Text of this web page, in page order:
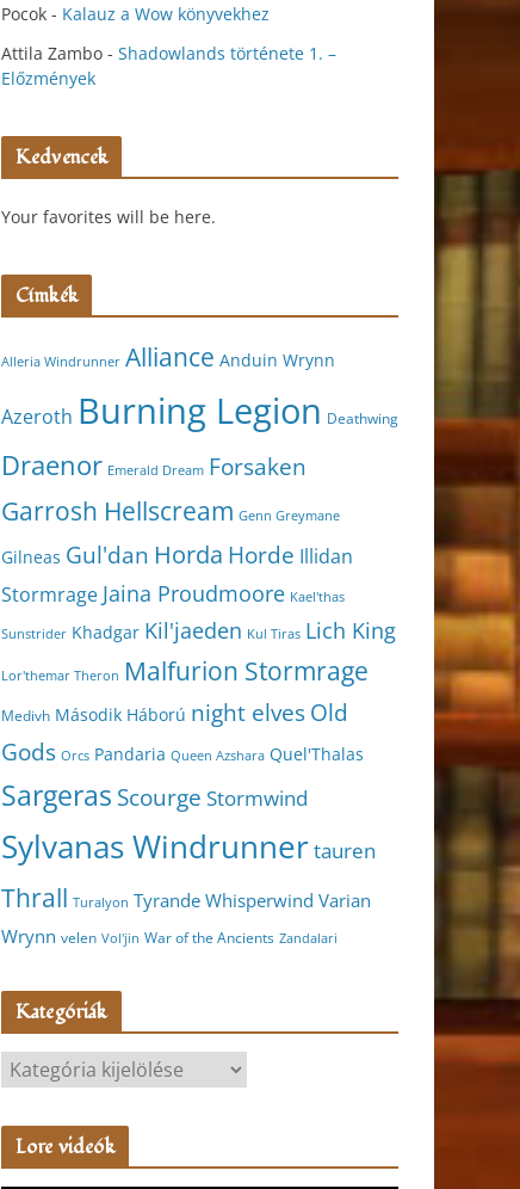
Pocok - Kalauz a Wow könyvekhez
Attila Zambo - Shadowlands története 1. –
Előzmények
Kedvencek
Your favorites will be here.
Címkék
Alleria Windrunner Alliance Anduin Wrynn
Azeroth Burning Legion Deathwing
Draenor Emerald Dream Forsaken
Garrosh Hellscream Genn Greymane
Gilneas Gul'dan Horda Horde Illidan
Stormrage Jaina Proudmoore Kael'thas
Sunstrider Khadgar Kil'jaeden Kul Tiras Lich King
Lor'themar Theron Malfurion Stormrage
Medivh Második Háború night elvesOld
Gods Orcs Pandaria Queen Azshara Quel'Thalas
Sargeras Scourge Stormwind
Sylvanas Windrunnertauren
Thrall Turalyon Tyrande Whisperwind Varian
Wrynn velen Vol'jin War of the Ancients Zandalari
Kategóriák
a
t
g
Lore videók